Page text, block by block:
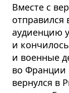
Вместе с
отправился
аудиенцию
и
и военные
во Франции
вернулся в